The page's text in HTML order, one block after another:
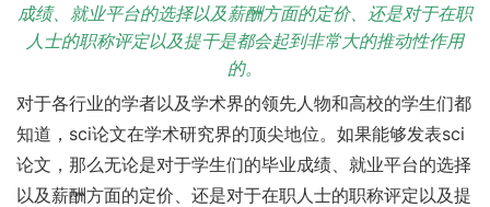
成绩、就业平台的选择以及薪酬方面的定价、还是对于在职
人士的职称评定以及提干是都会起到非常大的推动性作用
的。
对于各行业的学者以及学术界的领先人物和高校的学生们都
知道，sci论文在学术研究界的顶尖地位。如果能够发表sci
论文，那么无论是对于学生们的毕业成绩、就业平台的选择
以及薪酬方面的定价、还是对于在职人士的职称评定以及提